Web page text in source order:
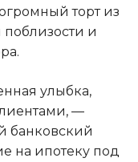
торт из
и
улыбка,
—
банковский
на ипотеку под